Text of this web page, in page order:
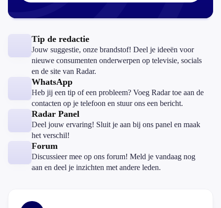
Tip de redactie
Jouw suggestie, onze brandstof! Deel je ideeën voor
nieuwe consumenten onderwerpen op televisie, socials
en de site van Radar.
WhatsApp
Heb jij een tip of een probleem? Voeg Radar toe aan de
contacten op je telefoon en stuur ons een bericht.
Radar Panel
Deel jouw ervaring! Sluit je aan bij ons panel en maak
het verschil!
Forum
Discussieer mee op ons forum! Meld je vandaag nog
aan en deel je inzichten met andere leden.